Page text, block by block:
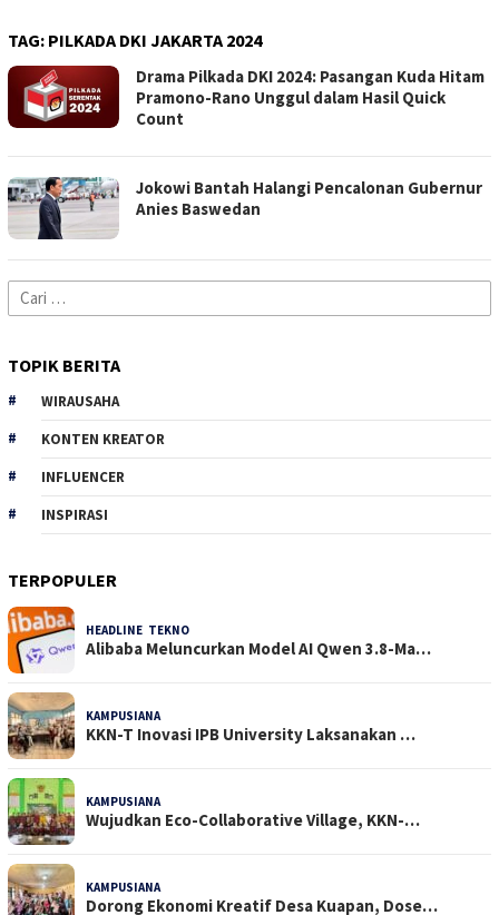
TAG: PILKADA DKI JAKARTA 2024
Drama Pilkada DKI 2024: Pasangan Kuda Hitam
Pramono-Rano Unggul dalam Hasil Quick
Count
Jokowi Bantah Halangi Pencalonan Gubernur
Anies Baswedan
Cari
untuk:
TOPIK BERITA
WIRAUSAHA
KONTEN KREATOR
INFLUENCER
INSPIRASI
TERPOPULER
HEADLINE TEKNO
Alibaba Meluncurkan Model AI Qwen 3.8-Ma…
KAMPUSIANA
KKN-T Inovasi IPB University Laksanakan …
KAMPUSIANA
Wujudkan Eco-Collaborative Village, KKN-…
KAMPUSIANA
Dorong Ekonomi Kreatif Desa Kuapan, Dose…